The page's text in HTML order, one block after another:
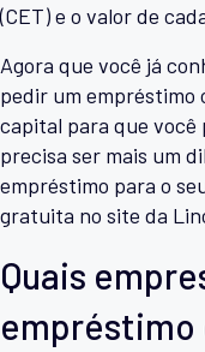
(CET) e o valor de
Agora que você já
pedir um empréstimo
capital para que você
precisa ser mais um
empréstimo para o
gratuita no site da
Quais
empréstimo